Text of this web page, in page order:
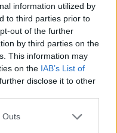
information utilized by
to third parties prior to
out of the further
by third parties on the
This information may
on the IAB’s List of
disclose it to other
one or more Google
Outs
για περισσότερες
μην υπάρχουν
θα πρέπει να
περιοχής καθώς,
η κατασκευή
«Από ό,τι διάβασα
ότι η ελληνική
ώστε να